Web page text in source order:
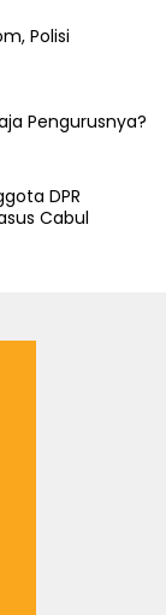
Polisi
Pengurusnya?
DPR
Cabul